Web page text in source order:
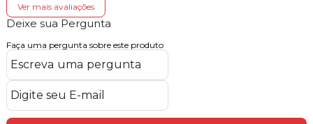
Ver mais avaliações
Deixe sua Pergunta
Faça uma pergunta sobre este produto